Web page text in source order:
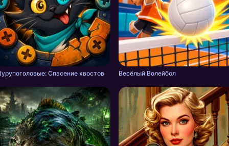
Спасение хвостов Весёлый Волейбол